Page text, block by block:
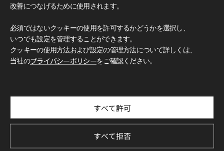
改善につなげるために使用されます。
必須ではないクッキーの使用を許可するかどうかを選択し、
いつでも設定を管理することができます。
クッキーの使用方法および設定の管理方法について詳しくは、
当社のプライバシーポリシーをご確認ください。
すべて許可
すべて拒否